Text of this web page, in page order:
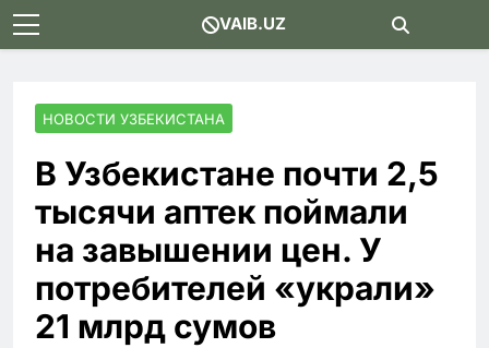
Skip
to
VAIB.UZ
НОВОСТИ УЗБЕКИСТАНА
В Узбекистане почти 2,5
тысячи аптек поймали
на завышении цен. У
потребителей «украли»
21 млрд сумов